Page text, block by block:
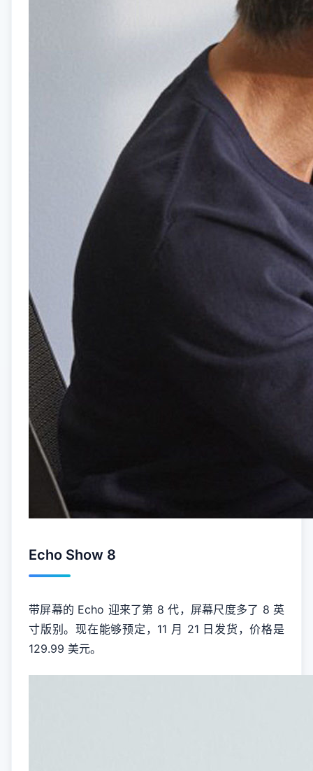
Echo Show 8
带屏幕的 Echo 迎来了第 8 代，屏幕尺度多了 8 英
寸版别。现在能够预定，11 月 21 日发货，价格是
129.99 美元。